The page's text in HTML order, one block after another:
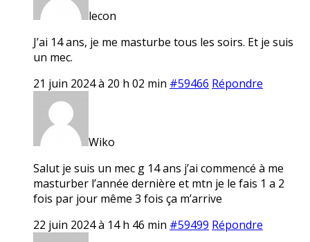
lecon
J’ai 14 ans, je me masturbe tous les soirs. Et je suis
un mec.
21 juin 2024 à 20 h 02 min #59466 Répondre
Wiko
Salut je suis un mec g 14 ans j’ai commencé à me
masturber l’année dernière et mtn je le fais 1 a 2
fois par jour même 3 fois ça m’arrive
22 juin 2024 à 14 h 46 min #59499 Répondre